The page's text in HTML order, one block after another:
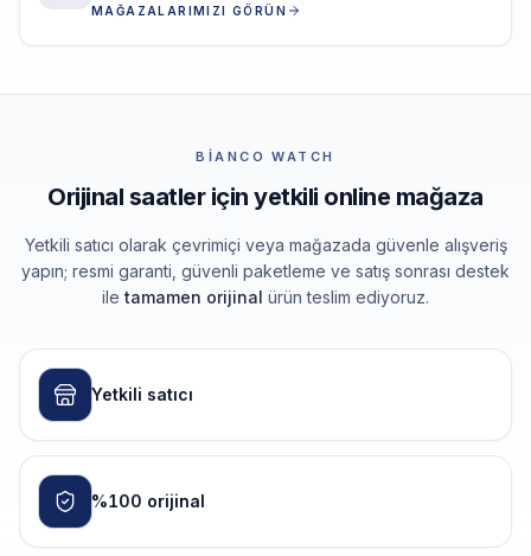
MAĞAZALARIMIZI GÖRÜN
BIANCO WATCH
Orijinal saatler için yetkili online mağaza
Yetkili satıcı olarak çevrimiçi veya mağazada güvenle alışveriş
yapın; resmi garanti, güvenli paketleme ve satış sonrası destek
ile tamamen orijinal ürün teslim ediyoruz.
Yetkili satıcı
%100 orijinal